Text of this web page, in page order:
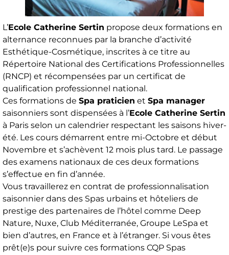
L’Ecole Catherine Sertin propose deux formations en
alternance reconnues par la branche d’activité
Esthétique-Cosmétique, inscrites à ce titre au
Répertoire National des Certifications Professionnelles
(RNCP) et récompensées par un certificat de
qualification professionnel national.
Ces formations de Spa praticien et Spa manager
saisonniers sont dispensées à l’Ecole Catherine Sertin
à Paris selon un calendrier respectant les saisons hiver-
été. Les cours démarrent entre mi-Octobre et début
Novembre et s’achèvent 12 mois plus tard. Le passage
des examens nationaux de ces deux formations
s’effectue en fin d’année.
Vous travaillerez en contrat de professionnalisation
saisonnier dans des Spas urbains et hôteliers de
prestige des partenaires de l’hôtel comme Deep
Nature, Nuxe, Club Méditerranée, Groupe LeSpa et
bien d’autres, en France et à l’étranger. Si vous êtes
prêt(e)s pour suivre ces formations CQP Spas